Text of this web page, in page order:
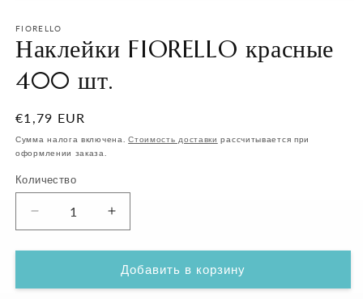
файлы
1
в
окне
FIORELLO
Наклейки FIORELLO красные
400 шт.
Обычная
цена
€1,79 EUR
Сумма налога включена.Стоимость доставки рассчитывается при
оформлении заказа.
Количество
Уменьшить
количество
Наклейки
красные
Увеличить
количество
Наклейки
FIORELLO
красные
Добавить в корзину